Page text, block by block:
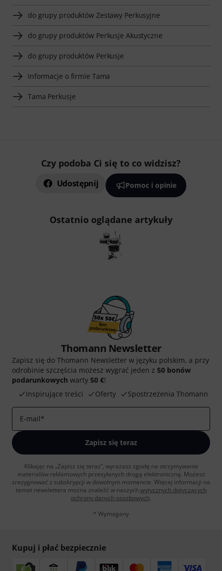
do grupy produktów Zestawy Perkusyjne
do grupy produktów Perkusje Akustyczne
do grupy produktów Perkusje
Informacje o firmie Tama
Tama Perkusje
Czy podoba Ci się to co widzisz?
Udostępnij Pomoc i opinie
Ostatnio oglądane artykuły
Thomann Newsletter
Zapisz się do Thomann Newsletter w języku polskim, a przy
odrobinie szczęścia możesz wygrać jeden z 50 bonów
podarunkowych warty 50 €!
Inspirujące treści
Oferty Spostrzeżenia Thomann
E-mail*
Zapisz się teraz
Klikając na „Zapisz się teraz”, wyrażasz zgodę na otrzymywanie
materialów reklamowych przesyłanych drogą elektroniczną. Możesz
zrezygnować z subskrypcji w dowolnym momencie. Więcej informacji na
temat newslettera można znaleźć w naszych wytycznych dotyczących
ochrony danych ososbowych.
* Wymagany
Kupuj i płać bezpiecznie